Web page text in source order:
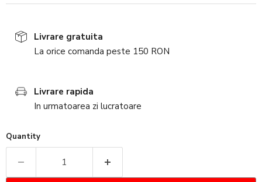
Livrare gratuita
La orice comanda peste 150 RON
Livrare rapida
In urmatoarea zi lucratoare
Quantity